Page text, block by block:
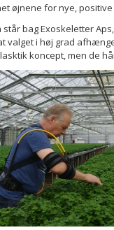
øjnene for nye, positive
står bag Exoskeletter
valget i høj grad
koncept, men de